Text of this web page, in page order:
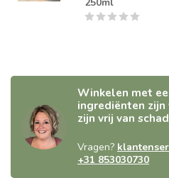
Winkelen met
ingrediënten zijn
zijn vrij van
Vragen?
+31 853030730